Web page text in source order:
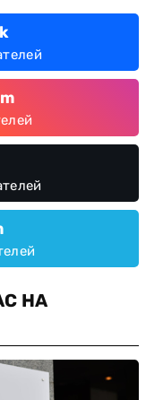
НА